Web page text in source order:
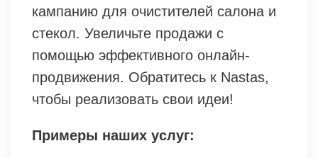
кампанию для очистителей салона и
стекол. Увеличьте продажи с
помощью эффективного онлайн-
продвижения. Обратитесь к Nastas,
чтобы реализовать свои идеи!
Примеры наших услуг: